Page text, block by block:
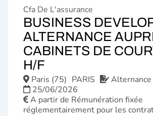
Cfa De L'assurance
BUSINESS
ALTERNANCE
CABINETS DE
H/F
FENÊTRE)
Paris (75) PARIS
Alternance
25/06/2026
A partir de Rémunération fixée
réglementairement pour les